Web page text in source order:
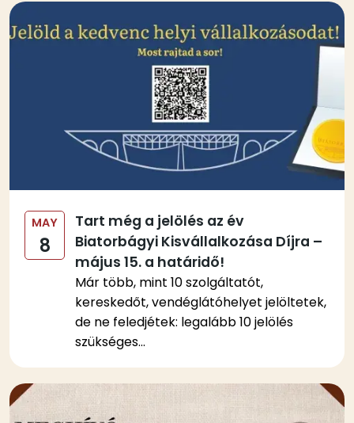
Kép
MAY
8
Tart még a jelölés az év
Biatorbágyi Kisvállalkozása Díjra –
május 15. a határidő!
Már több, mint 10 szolgáltatót,
kereskedőt, vendéglátóhelyet jelöltetek,
de ne feledjétek: legalább 10 jelölés
szükséges...
Kép